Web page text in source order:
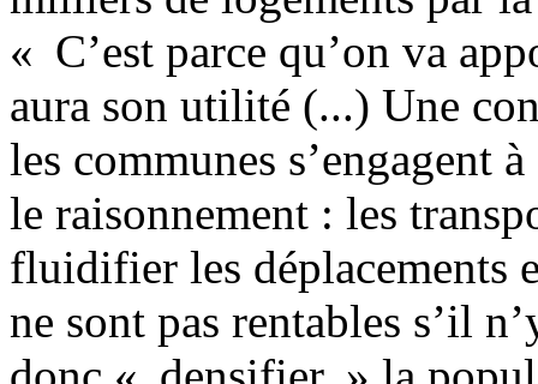
« C’est parce qu’on va
aura son utilité (...) Une
les communes s’engagent
le raisonnement : les
fluidifier les déplacements
ne sont pas rentables s’il